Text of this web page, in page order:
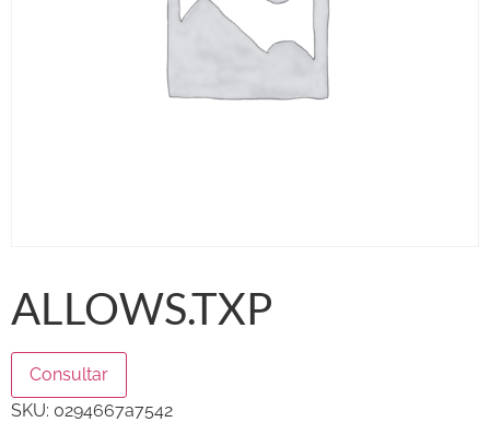
ALLOWS.TXP
Consultar
SKU: 0294667a7542